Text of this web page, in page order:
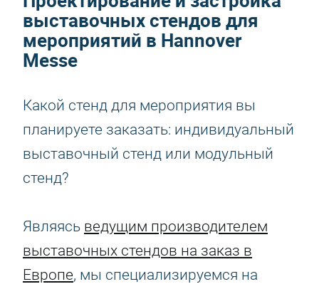
выставочных стендов для
мероприятий в Hannover
Messe
Какой стенд для мероприятия вы
планируете заказать: индивидуальный
выставочный стенд или модульный
стенд?
Являясь ведущим производителем
выставочных стендов на заказ в
Европе, мы специализируемся на